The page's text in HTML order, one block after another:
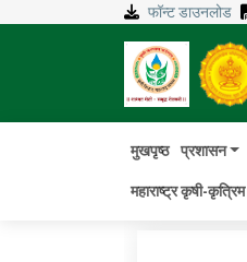
फॉन्ट डाउनलोड
मुखपृष्ठ प्रशासन
महाराष्ट्र कृषी-कृत्रिम